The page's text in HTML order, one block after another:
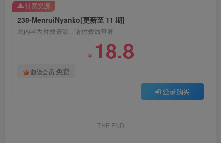
238-MenruiNyanko[更新至 11 期]
此内容为付费资源，请付费后查看
￥ 18.8
超级会员 免费
登录购买
付费资源
THE END